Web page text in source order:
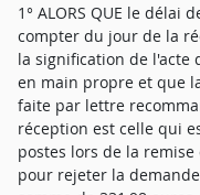
1° ALORS QUE le délai
compter du jour de la
la signification de l'acte
en main propre et que
faite par lettre
réception est celle qui
postes lors de la
pour rejeter la